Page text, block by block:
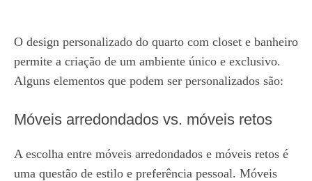
O design personalizado do quarto com closet e banheiro
permite a criação de um ambiente único e exclusivo.
Alguns elementos que podem ser personalizados são:
Móveis arredondados vs. móveis retos
A escolha entre móveis arredondados e móveis retos é
uma questão de estilo e preferência pessoal. Móveis